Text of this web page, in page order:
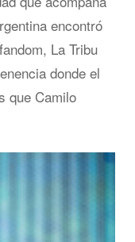
encontró
La Tribu
donde el
que Camilo